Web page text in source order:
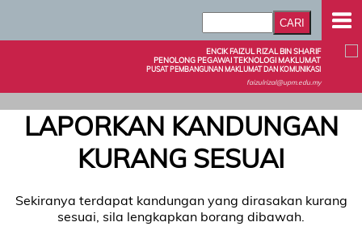
ENCIK FAIZUL RIZAL BIN SHARIF
PENOLONG PEGAWAI TEKNOLOGI MAKLUMAT
PUSAT PEMBANGUNAN MAKLUMAT DAN KOMUNIKASI
faizulrizal@upm.edu.my
LAPORKAN KANDUNGAN
KURANG SESUAI
Sekiranya terdapat kandungan yang dirasakan kurang
sesuai, sila lengkapkan borang dibawah.